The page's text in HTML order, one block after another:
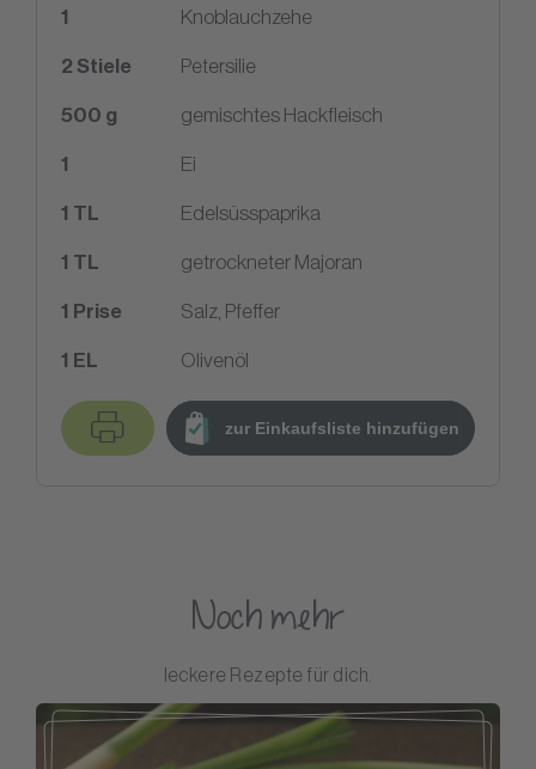
1 Knoblauchzehe
2 Stiele Petersilie
500 g gemischtes Hackfleisch
1 Ei
1 TL Edelsüsspaprika
1 TL getrockneter Majoran
1 Prise Salz, Pfeffer
1 EL Olivenöl
zur Einkaufsliste hinzufügen
Noch mehr
leckere Rezepte für dich.